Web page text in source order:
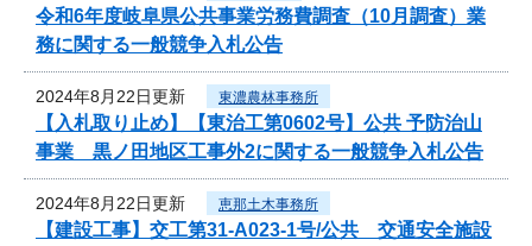
令和6年度岐阜県公共事業労務費調査（10月調査）業
務に関する一般競争入札公告
2024年8月22日更新 東濃農林事務所
【入札取り止め】【東治工第0602号】公共 予防治山
事業 黒ノ田地区工事外2に関する一般競争入札公告
2024年8月22日更新 恵那土木事務所
【建設工事】交工第31-A023-1号/公共 交通安全施設